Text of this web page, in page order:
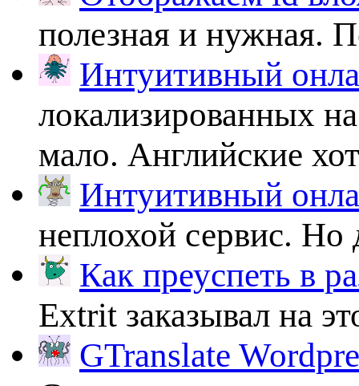
полезная и нужная.
Интуитивный
локализированных
мало. Английские
Интуитивный
неплохой сервис.
Как преуспеть в
Extrit заказывал на
GTranslate